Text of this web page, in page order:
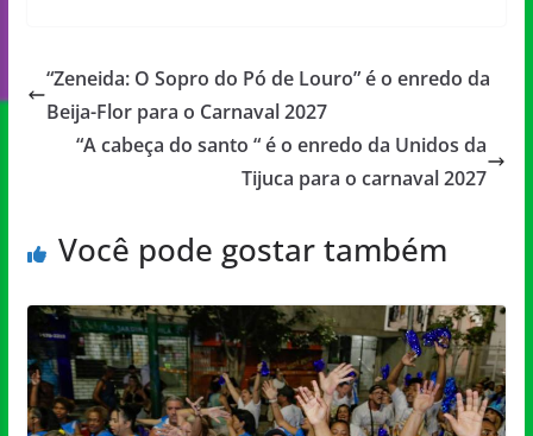
“Zeneida: O Sopro do Pó de Louro” é o enredo da
Beija-Flor para o Carnaval 2027
“A cabeça do santo “ é o enredo da Unidos da
Tijuca para o carnaval 2027
Você pode gostar também